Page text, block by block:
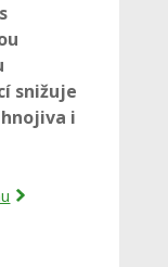
snižuje
i